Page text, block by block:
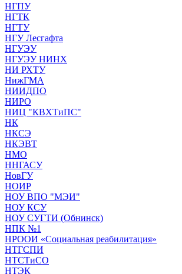
НГПУ
НГТК
НГТУ
НГУ Лесгафта
НГУЭУ
НГУЭУ НИНХ
НИ РХТУ
НижГМА
НИИДПО
НИРО
НИЦ "КВХТиПС"
НК
НКСЭ
НКЭВТ
НМО
ННГАСУ
НовГУ
НОИР
НОУ ВПО "МЭИ"
НОУ КСУ
НОУ СУГТИ (Обнинск)
НПК №1
НРООИ «Социальная реабилитация»
НТГСПИ
НТСТиСО
НТЭК